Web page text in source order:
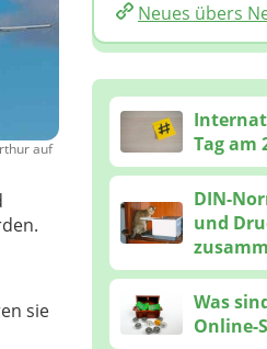
auf
sie
Neues übers
Tag am
DIN-
und
Was
Online-